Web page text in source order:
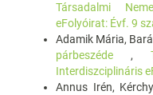
Társadalmi
eFolyóirat: Évf. 9
Adamik Mária,
párbeszéde ,
Interdiszciplináris
Annus Irén,